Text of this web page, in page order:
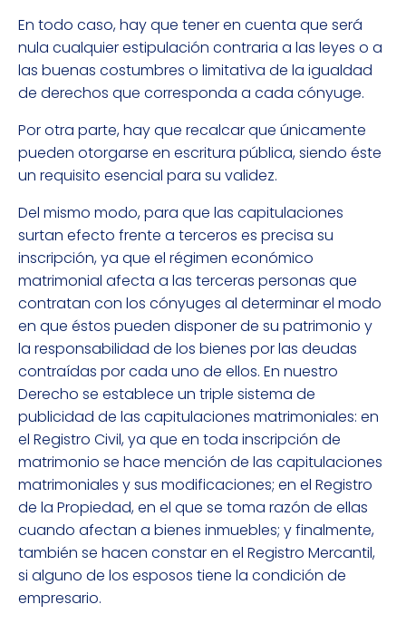
En todo caso, hay que tener en cuenta que será
nula cualquier estipulación contraria a las leyes o a
las buenas costumbres o limitativa de la igualdad
de derechos que corresponda a cada cónyuge.
Por otra parte, hay que recalcar que únicamente
pueden otorgarse en escritura pública, siendo éste
un requisito esencial para su validez.
Del mismo modo, para que las capitulaciones
surtan efecto frente a terceros es precisa su
inscripción, ya que el régimen económico
matrimonial afecta a las terceras personas que
contratan con los cónyuges al determinar el modo
en que éstos pueden disponer de su patrimonio y
la responsabilidad de los bienes por las deudas
contraídas por cada uno de ellos. En nuestro
Derecho se establece un triple sistema de
publicidad de las capitulaciones matrimoniales: en
el Registro Civil, ya que en toda inscripción de
matrimonio se hace mención de las capitulaciones
matrimoniales y sus modificaciones; en el Registro
de la Propiedad, en el que se toma razón de ellas
cuando afectan a bienes inmuebles; y finalmente,
también se hacen constar en el Registro Mercantil,
si alguno de los esposos tiene la condición de
empresario.